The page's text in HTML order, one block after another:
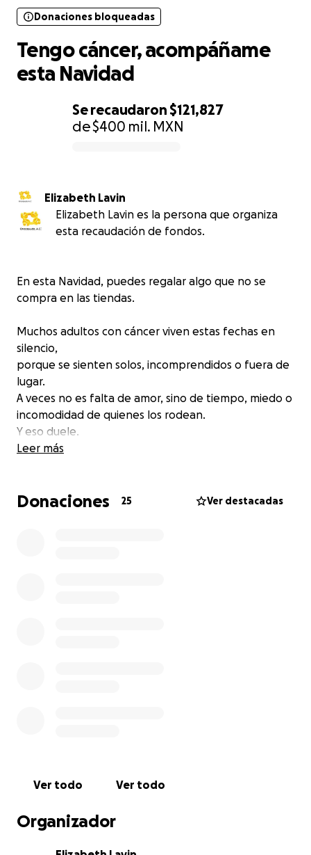
Se recaudaron $121,827
de$400 mil. MXN
Donaciones bloqueadas
Tengo cáncer, acompáñame
esta Navidad
Elizabeth Lavin
Elizabeth Lavin es la persona que organiza
esta recaudación de fondos.
En esta Navidad, puedes regalar algo que no se
compra en las tiendas.
Muchos adultos con cáncer viven estas fechas en
silencio,
porque se sienten solos, incomprendidos o fuera de
lugar.
A veces no es falta de amor, sino de tiempo, miedo o
incomodidad de quienes los rodean.
Y eso duele.
Una conversación, una mirada empática, una sesión
acompañamiento emocional.
Puedes enviarle una carta, un mensaje, una palabra
de aliento.
Las cartas las recibimos por WhatsApp al 5548174988
Leer más
Donaciones 25 Ver destacadas
Ver todo Ver todo
Organizador